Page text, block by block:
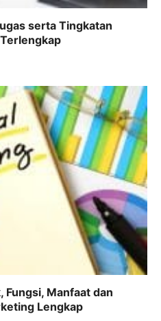
serta Tingkatan
Manfaat dan
Lengkap